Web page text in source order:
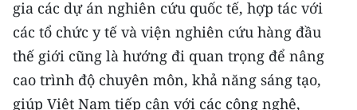
gia các dự án nghiên cứu quốc tế, hợp tác với
các tổ chức y tế và viện nghiên cứu hàng đầu
thế giới cũng là hướng đi quan trọng để nâng
cao trình độ chuyên môn, khả năng sáng tạo,
giúp Việt Nam tiếp cận với các công nghệ,